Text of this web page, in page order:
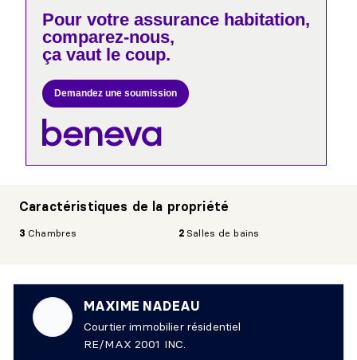
Pour votre assurance habitation,
comparez-nous,
ça vaut le coup.
Demandez une soumission
Caractéristiques de la propriété
3 Chambres 2 Salles de bains
MAXIME NADEAU
Courtier immobilier résidentiel
RE/MAX 2001 INC.